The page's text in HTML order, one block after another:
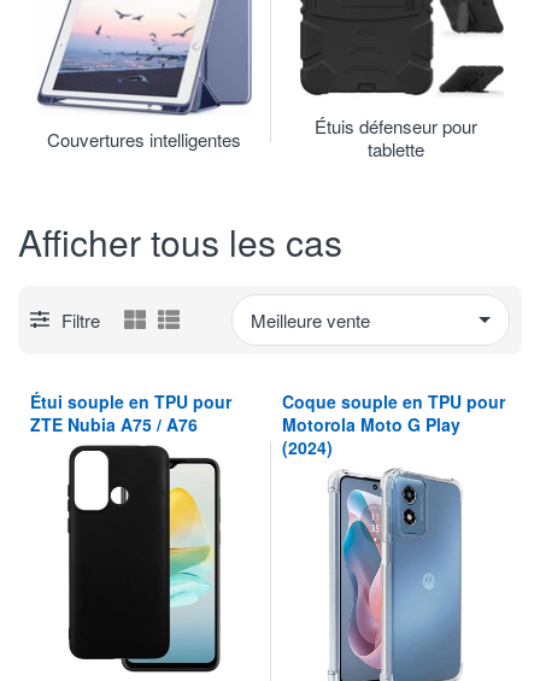
Couvertures intelligentes
Étuis défenseur pour
tablette
Afficher tous les cas
Filtre
Étui souple en TPU pour
ZTE Nubia A75 / A76
Coque souple en TPU pour
Motorola Moto G Play
(2024)